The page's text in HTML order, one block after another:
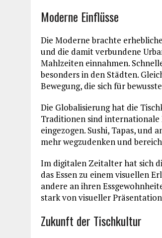
Moderne Einflüsse
Die Moderne brachte
und die damit verbundene
Mahlzeiten einnahmen.
besonders in den Städten.
Bewegung, die sich für
Die Globalisierung hat die
Traditionen sind internationale
eingezogen. Sushi, Tapas, und
mehr wegzudenken und
Im digitalen Zeitalter hat sich
das Essen zu einem visuellen
andere an ihren
stark von visueller
Zukunft der Tischkultur